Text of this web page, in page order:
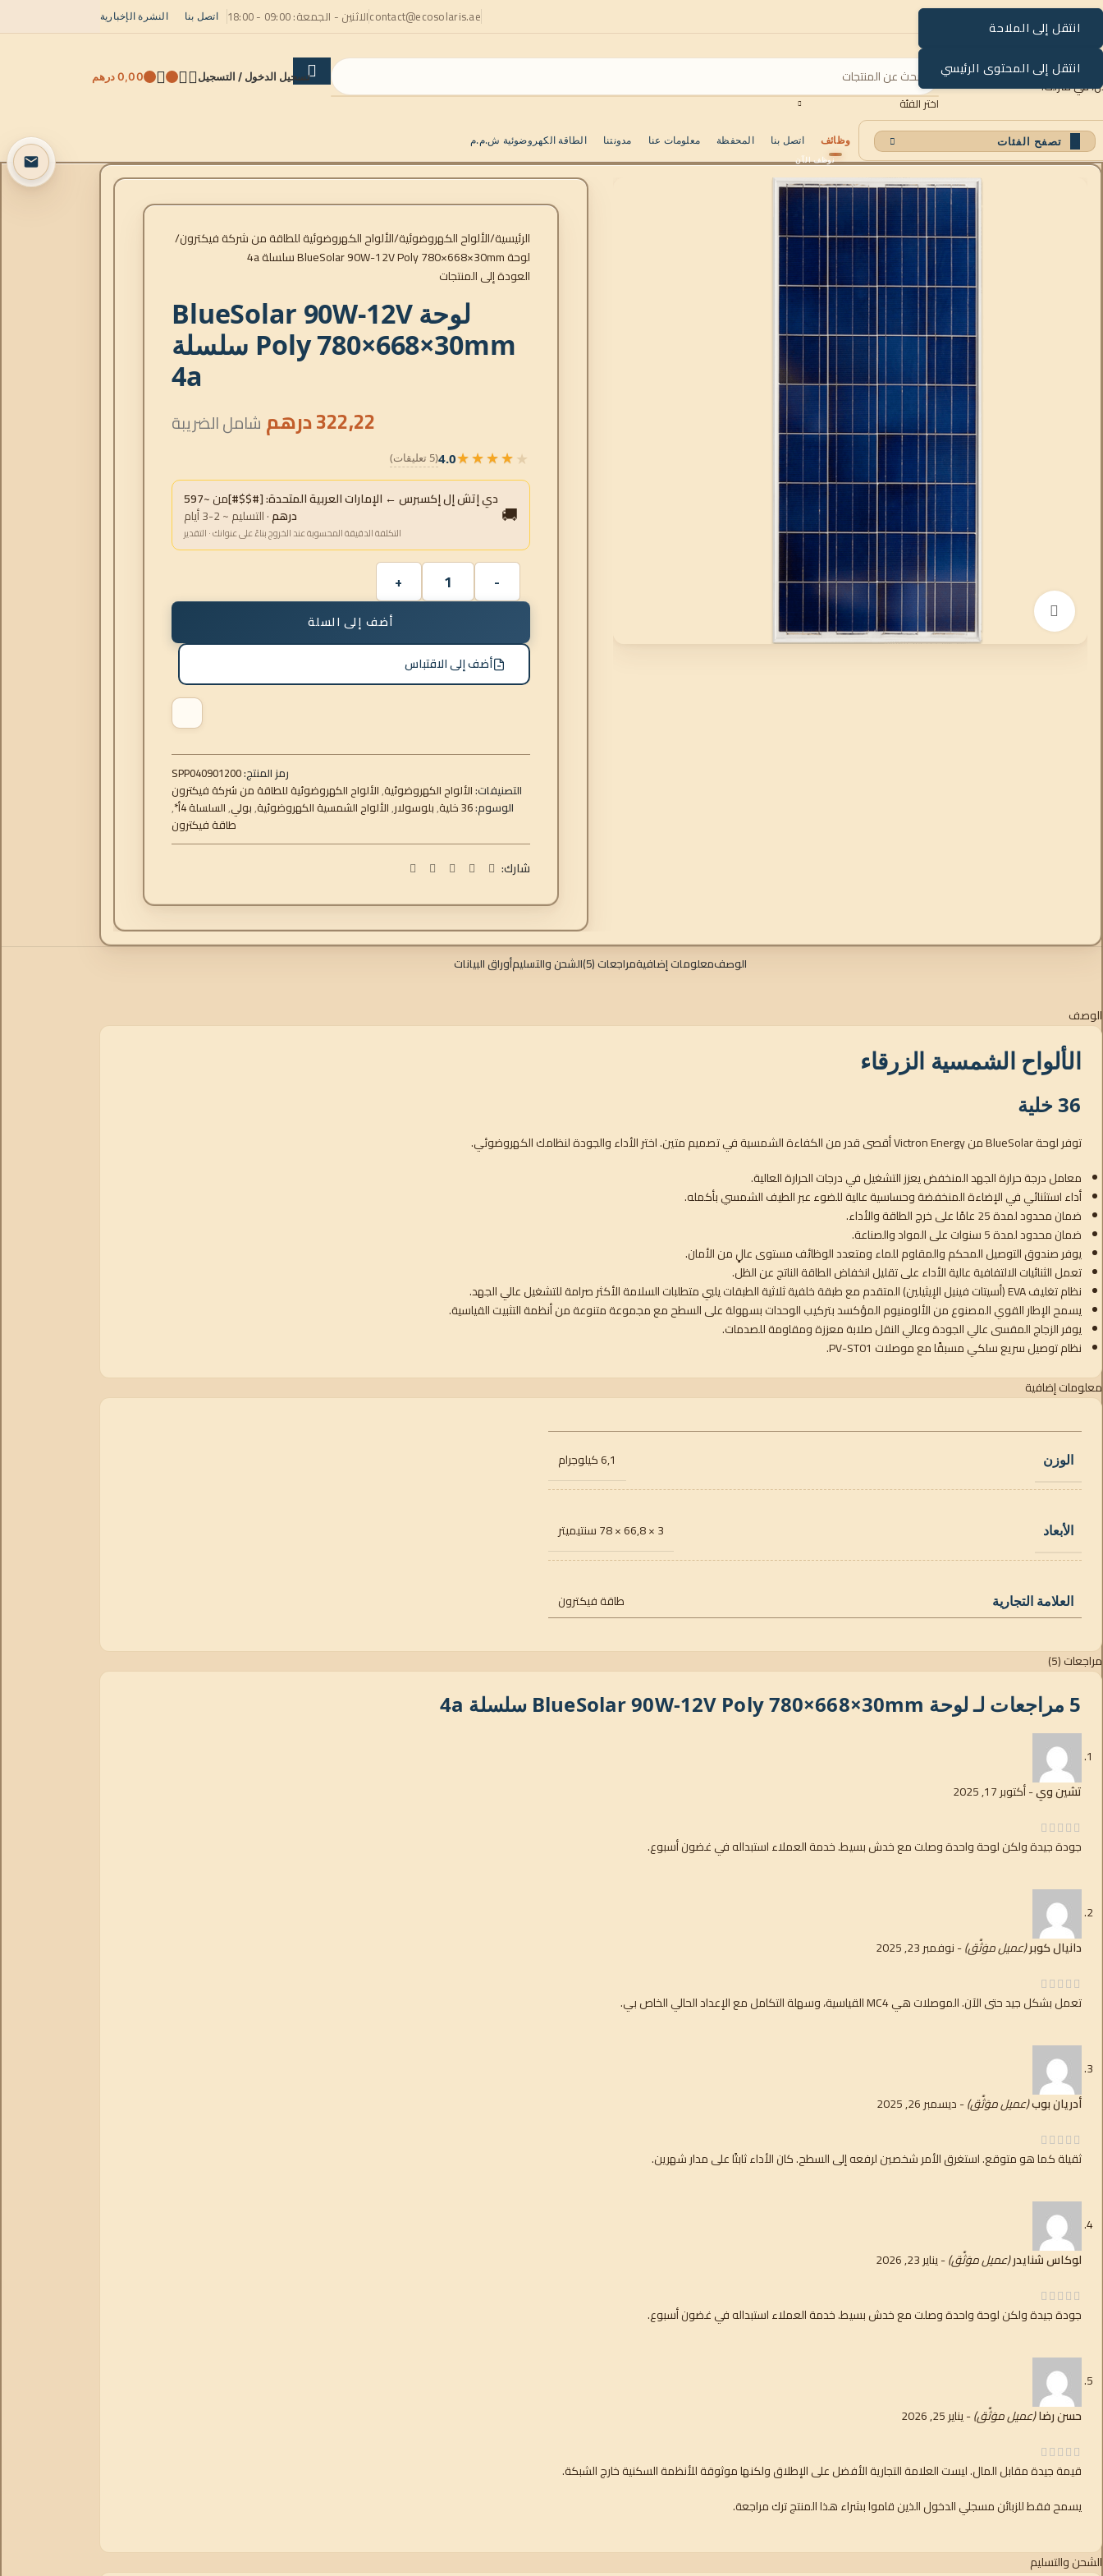
انتقل إلى الملاحة
انتقل إلى المحتوى الرئيسي
contact@ecosolaris.aeالاثنين - الجمعة: 09:00 - 18:00 النشرة الإخبارية اتصل بنا
اختر الفئة
تسجيل الدخول / التسجيل 0,00 درهم
تصفح الفئات الطاقة الكهروضوئية ش.م.م مدونتنا معلومات عنا المحفظة اتصل بنا وظائف
الرئيسية الألواح الكهروضوئية الألواح الكهروضوئية للطاقة من شركة فيكترون
لوحة BlueSolar 90W-12V Poly 780×668×30mm سلسلة 4a
العودة إلى المنتجات
لوحة BlueSolar 90W-12V
Poly 780×668×30mm سلسلة
4a
322,22درهم شامل الضريبة
★★★★★
★★★★★
4.0(5 تعليقات)
🚚
دي إتش إل إكسبرس ← الإمارات العربية المتحدة: [#$$#]من ~597
درهم· التسليم ~ 2-3 أيام
التكلفة الدقيقة المحسوبة عند الخروج بناءً على عنوانك · التقدير
أضف إلى السلة
أضف إلى الاقتباس
رمز المنتج: SPP040901200
التصنيفات:الألواح الكهروضوئية,الألواح الكهروضوئية للطاقة من شركة فيكترون
الوسوم:36 خلية ,بلوسولار,الألواح الشمسية الكهروضوئية,بولي,السلسلة 4أ*
,
طاقة فيكترون
شارك:
الوصفمعلومات إضافيةمراجعات (5) الشحن والتسليمأوراق البيانات
الوصف
الألواح الشمسية الزرقاء
36 خلية
توفر لوحة BlueSolar من Victron Energy أقصى قدر من الكفاءة الشمسية في تصميم متين. اختر الأداء والجودة لنظامك الكهروضوئي.
معامل درجة حرارة الجهد المنخفض يعزز التشغيل في درجات الحرارة العالية.
أداء استثنائي في الإضاءة المنخفضة وحساسية عالية للضوء عبر الطيف الشمسي بأكمله.
ضمان محدود لمدة 25 عامًا على خرج الطاقة والأداء.
ضمان محدود لمدة 5 سنوات على المواد والصناعة.
يوفر صندوق التوصيل المحكم والمقاوم للماء ومتعدد الوظائف مستوى عالٍ من الأمان.
تعمل الثنائيات الالتفافية عالية الأداء على تقليل انخفاض الطاقة الناتج عن الظل.
نظام تغليف EVA (أسيتات فينيل الإيثيلين) المتقدم مع طبقة خلفية ثلاثية الطبقات يلبي متطلبات السلامة الأكثر صرامة للتشغيل عالي الجهد.
يسمح الإطار القوي المصنوع من الألومنيوم المؤكسد بتركيب الوحدات بسهولة على السطح مع مجموعة متنوعة من أنظمة التثبيت القياسية.
يوفر الزجاج المقسى عالي الجودة وعالي النقل صلابة معززة ومقاومة للصدمات.
نظام توصيل سريع سلكي مسبقًا مع موصلات PV-ST01.
معلومات إضافية
الوزن 6,1 كيلوجرام
الأبعاد 3 × 66,8 × 78 سنتيميتر
العلامة التجارية طاقة فيكترون
مراجعات (5)
5 مراجعات لـ لوحة BlueSolar 90W-12V Poly 780×668×30mm سلسلة 4a
تشين وي-أكتوبر 17, 2025
جودة جيدة ولكن لوحة واحدة وصلت مع خدش بسيط. خدمة العملاء استبداله في غضون أسبوع.
دانيال كوبر(عميل موَثَّق)-نوفمبر 23, 2025
تعمل بشكل جيد حتى الآن. الموصلات هي MC4 القياسية، وسهلة التكامل مع الإعداد الحالي الخاص بي.
أدريان بوب(عميل موَثَّق)-ديسمبر 26, 2025
ثقيلة كما هو متوقع. استغرق الأمر شخصين لرفعه إلى السطح. كان الأداء ثابتًا على مدار شهرين.
لوكاس شنايدر(عميل موَثَّق)-يناير 23, 2026
جودة جيدة ولكن لوحة واحدة وصلت مع خدش بسيط. خدمة العملاء استبداله في غضون أسبوع.
حسن رضا(عميل موَثَّق)-يناير 25, 2026
قيمة جيدة مقابل المال. ليست العلامة التجارية الأفضل على الإطلاق ولكنها موثوقة للأنظمة السكنية خارج الشبكة.
يسمح فقط للزبائن مسجلي الدخول الذين قاموا بشراء هذا المنتج ترك مراجعة.
الشحن والتسليم